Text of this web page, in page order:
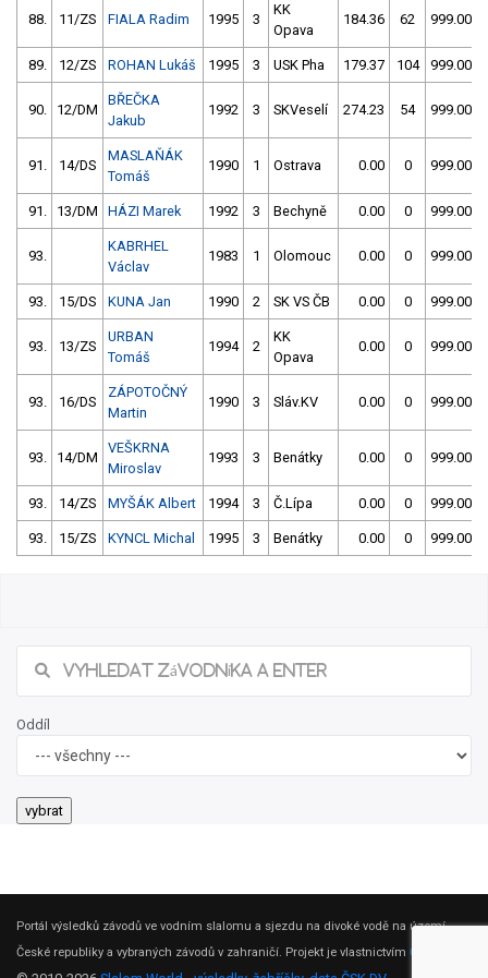
88. 11/ZS FIALA Radim 1995 3
KK
Opava
184.36 62 999.00
89. 12/ZS ROHAN Lukáš 1995 3 USK Pha 179.37 104 999.00
90. 12/DM
BŘEČKA
Jakub
1992 3 SKVeselí 274.23 54 999.00
91. 14/DS
MASLAŇÁK
Tomáš
1990 1 Ostrava 0.00 0 999.00
91. 13/DM HÁZI Marek 1992 3 Bechyně 0.00 0 999.00
93.
KABRHEL
Václav
1983 1 Olomouc 0.00 0 999.00
93. 15/DS KUNA Jan 1990 2 SK VS ČB 0.00 0 999.00
93. 13/ZS
URBAN
Tomáš
1994 2
KK
Opava
0.00 0 999.00
93. 16/DS
ZÁPOTOČNÝ
Martin
1990 3 Sláv.KV 0.00 0 999.00
93. 14/DM
VEŠKRNA
Miroslav
1993 3 Benátky 0.00 0 999.00
93. 14/ZS MYŠÁK Albert 1994 3 Č.Lípa 0.00 0 999.00
93. 15/ZS KYNCL Michal 1995 3 Benátky 0.00 0 999.00
Oddíl
Portál výsledků závodů ve vodním slalomu a sjezdu na divoké vodě na území
České republiky a vybraných závodů v zahraničí. Projekt je vlastnictvím ČSK DV